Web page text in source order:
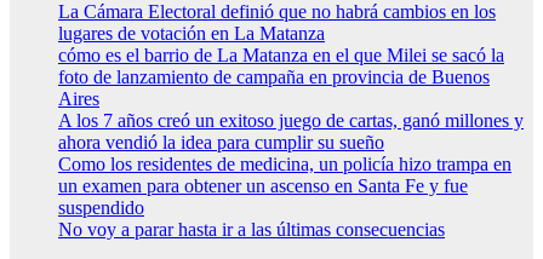
La Cámara Electoral definió que no habrá cambios en los
lugares de votación en La Matanza
cómo es el barrio de La Matanza en el que Milei se sacó la
foto de lanzamiento de campaña en provincia de Buenos
Aires
A los 7 años creó un exitoso juego de cartas, ganó millones y
ahora vendió la idea para cumplir su sueño
Como los residentes de medicina, un policía hizo trampa en
un examen para obtener un ascenso en Santa Fe y fue
suspendido
No voy a parar hasta ir a las últimas consecuencias